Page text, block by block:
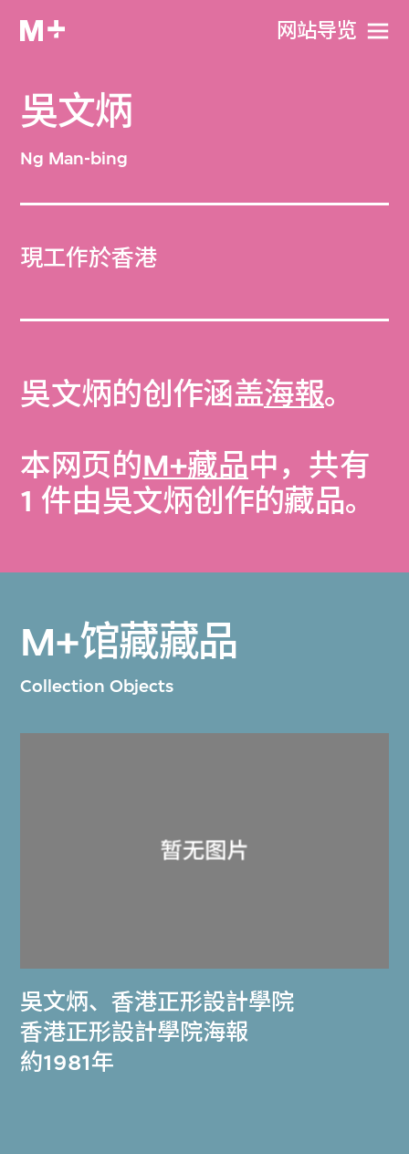
网站导览
吳文炳
Ng Man-bing
現工作於香港
吳文炳的创作涵盖海報。
本网页的M+藏品中，共有
1 件由吳文炳创作的藏品。
M+馆藏藏品
Collection Objects
吳文炳、 香港正形設計學院
香港正形設計學院海報
約1981年